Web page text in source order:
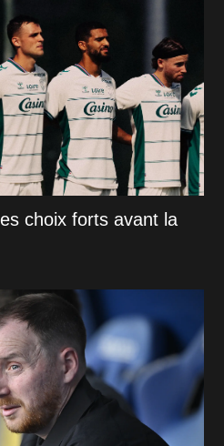
choix forts avant la